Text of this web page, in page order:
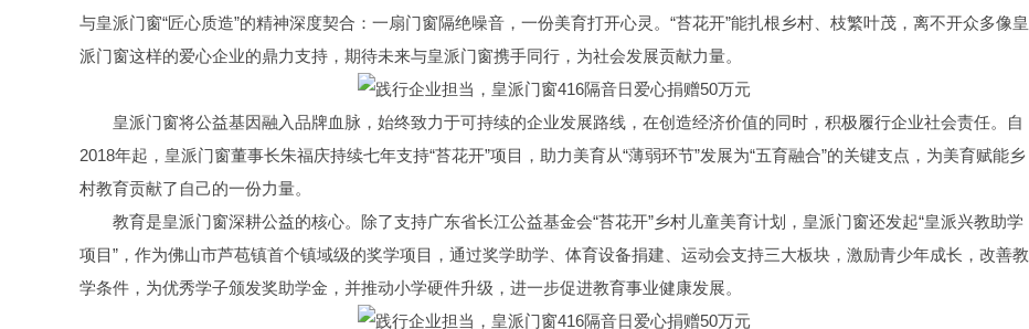
与皇派门窗“匠心质造”的精神深度契合：一扇门窗隔绝噪音，一份美育打开心灵。“苔花开”能扎根乡村、枝繁叶茂，离不开众多像皇
派门窗这样的爱心企业的鼎力支持，期待未来与皇派门窗携手同行，为社会发展贡献力量。
皇派门窗将公益基因融入品牌血脉，始终致力于可持续的企业发展路线，在创造经济价值的同时，积极履行企业社会责任。自
2018年起，皇派门窗董事长朱福庆持续七年支持“苔花开”项目，助力美育从“薄弱环节”发展为“五育融合”的关键支点，为美育赋能乡
村教育贡献了自己的一份力量。
教育是皇派门窗深耕公益的核心。除了支持广东省长江公益基金会“苔花开”乡村儿童美育计划，皇派门窗还发起“皇派兴教助学
项目”，作为佛山市芦苞镇首个镇域级的奖学项目，通过奖学助学、体育设备捐建、运动会支持三大板块，激励青少年成长，改善教
学条件，为优秀学子颁发奖助学金，并推动小学硬件升级，进一步促进教育事业健康发展。